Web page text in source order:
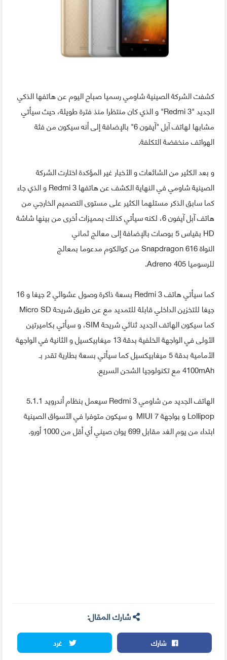
كشفت الشركة الصينية شاومي رسميا صباح اليوم عن هاتفها الذكي
الجديد "Redmi 3" و الذي كان منتظرا منذ فترة طويلة، حيث سيأتي
مشابها لهاتف آبل "آيفون 6" بالإضافة إلى أنه سيكون من فئة
الهواتف منخفضة التكلفة.
و بعد الكثير من الشائعات و الأخبار غير المؤكدة اختارت الشركة
الصينية شاومي في النهاية الكشف عن هاتفها Redmi 3 و الذي جاء
كما سابق الذكر مستلهما الكثير على مستوى التصميم الخارجي من
هاتف آبل آيفون 6، لكنه سيأتي كذلك بمميزات أخرى من بينها شاشة
HD بقياس 5 بوصات بالإضافة إلى معالج ثماني
النواة Snapdragon 616 من كوالكوم مدعوما بمعالج
للرسوميا Adreno 405.
كما سيأتي هاتف Redmi 3 بسعة ذاكرة وصول عشوائي 2 جيغا و 16
جيغا للتخزين الداخلي قابلة للتمديد مع عن طريق شريحة Micro SD
كما سيكون الهاتف الجديد ثنائي شريحة SIM، و سيأتي بكاميرتين
الأولى في الواجهة الخلفية بدقة 13 ميغابيكسيل و الثانية في الواجهة
الأمامية بدقة 5 ميغابيكسيل كما سيأتي بسعة بطارية تقدر بـ
4100mAh مع تكنولوجيا الشحن السريع.
الهاتف الجديد من شاومي Redmi 3 سيعمل بنظام أندرويد 5.1.1
Lollipop و بواجهة MIUI 7 و سيكون متوفرا في الأسواق الصينية
ابتداء من يوم الغد مقابل 699 يوان صيني أي أقل من 1000 أورو.
شارك المقال:
شارك
غرد